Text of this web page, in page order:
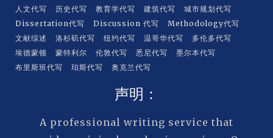
人文代写
历史代写 教育学代写 建筑代写
城市规划代写
Dissertation代写
Discussion 代写
Methodology代写
文献综述
洛杉矶代写 纽约代写 温哥华代写
多伦多代写
埃德蒙顿
蒙特利尔 伦敦代写 悉尼代写
墨尔本代写
布里斯班代写
珀斯代写 奥克兰代写
声明：
A professional writing service that